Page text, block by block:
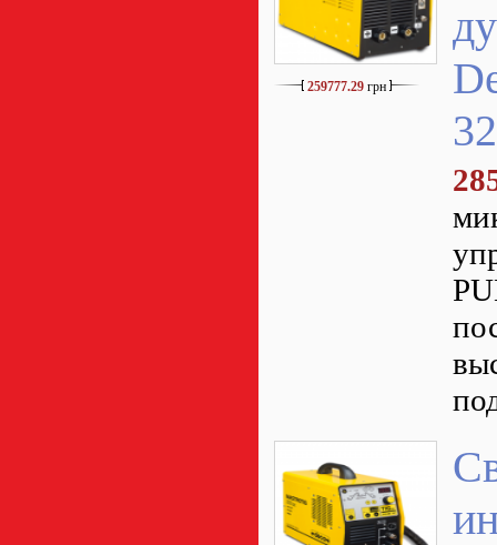
259777.29 грн